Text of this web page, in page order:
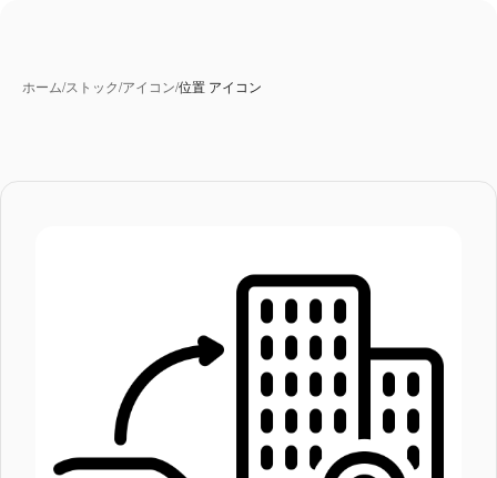
ホーム/ストック/アイコン/位置 アイコン